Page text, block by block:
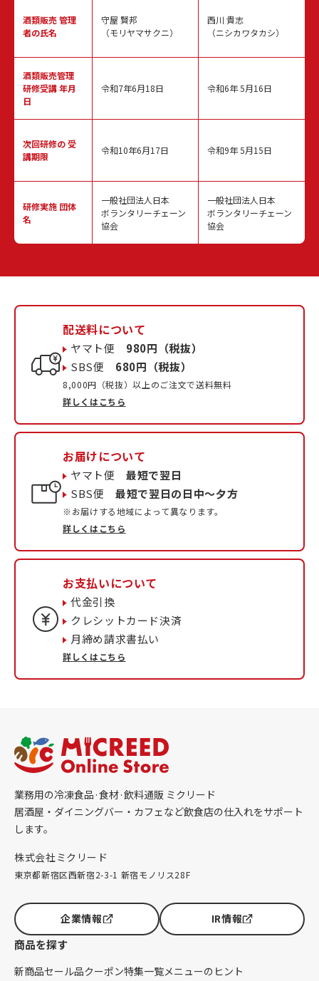
酒類販売管理
者の氏名
酒類販売管理
研修受講 年月
日
次回研修の受
講期限
研修実施 団体
名
守屋 賢邦
（モリヤマサクニ）
令和7年6月18日
令和10年6月17日
一般社団法人日本
ボランタリーチェーン
協会
西川 貴志
（ニシカワタカシ）
令和6年 5月16日
令和9年 5月15日
一般社団法人日本
ボランタリーチェーン
協会
配送料について
ヤマト便 980円（税抜）
SBS便 680円（税抜）
8,000円（税抜）以上のご注文で送料無料
詳しくはこちら
お届けについて
ヤマト便最短で翌日
SBS便最短で翌日の日中〜夕方
※お届けする地域によって異なります。
詳しくはこちら
お支払いについて
代金引換
クレシットカード決済
月締め請求書払い
詳しくはこちら
業務用の冷凍食品·食材·飲料通販 ミクリード
居酒屋・ダイニングバー・カフェなど飲食店の仕入れをサポート
します。
株式会社ミクリード
東京都新宿区西新宿2-3-1 新宿モノリス28F
企業情報 IR情報
商品を探す
新商品セール品クーポン特集一覧メニューのヒント